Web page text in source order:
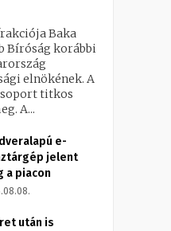
Baka
Bíróság korábbi
elnökének. A
titkos
A...
e-
jelent
a piacon
után is